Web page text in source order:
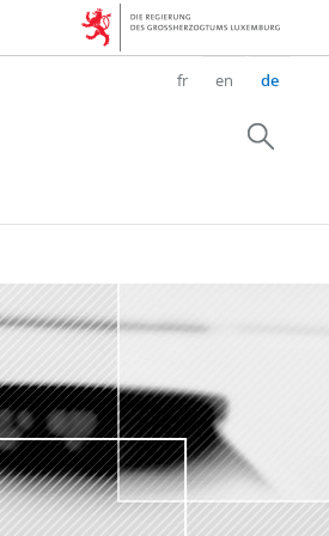
Sprache
wechseln
fr en de